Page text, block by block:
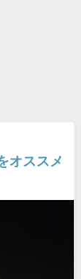
オススメ